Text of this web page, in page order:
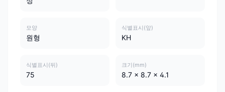
모양
원형
식별표시(앞)
KH
식별표시(뒤)
75
크기(mm)
8.7 x 8.7 x 4.1